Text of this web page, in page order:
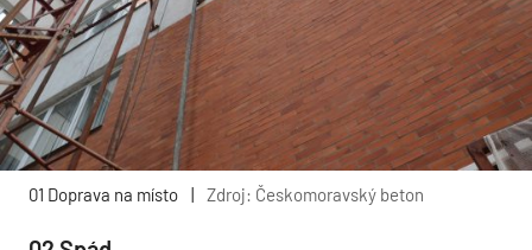
01 Doprava na místo | Zdroj: Českomoravský beton